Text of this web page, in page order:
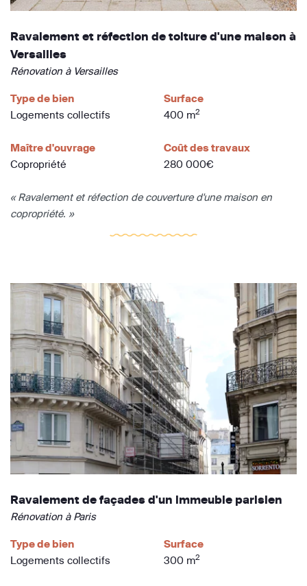
Ravalement et réfection de toiture d'une maison à
Versailles
Rénovation à Versailles
Type de bien
Logements collectifs
Surface
400 m2
Maître d'ouvrage
Copropriété
Coût des travaux
280 000€
« Ravalement et réfection de couverture d'une maison en
copropriété. »
Ravalement de façades d'un immeuble parisien
Rénovation à Paris
Type de bien
Logements collectifs
Surface
300 m2